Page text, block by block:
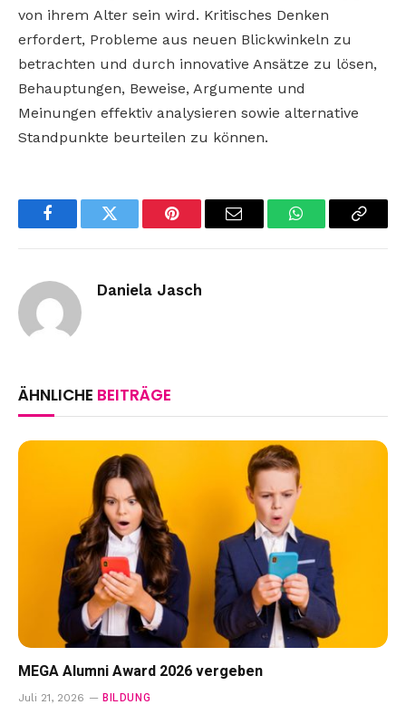
von ihrem Alter sein wird. Kritisches Denken
erfordert, Probleme aus neuen Blickwinkeln zu
betrachten und durch innovative Ansätze zu lösen,
Behauptungen, Beweise, Argumente und
Meinungen effektiv analysieren sowie alternative
Standpunkte beurteilen zu können.
FacebookTwitter Pinterest Email WhatsAppCopy
Daniela Jasch
ÄHNLICHE BEITRÄGE
MEGA Alumni Award 2026 vergeben
Juli 21, 2026 BILDUNG